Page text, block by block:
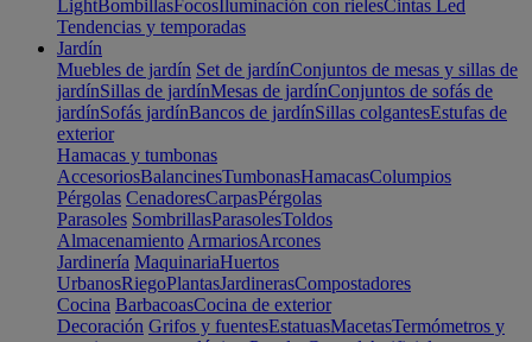
LightBombillasFocosIluminación con rielesCintas Led
Tendencias y temporadas
Jardín
Muebles de jardín Set de jardínConjuntos de mesas y sillas de
jardínSillas de jardínMesas de jardínConjuntos de sofás de
jardínSofás jardínBancos de jardínSillas colgantesEstufas de
exterior
Hamacas y tumbonas
AccesoriosBalancinesTumbonasHamacasColumpios
Pérgolas CenadoresCarpasPérgolas
Parasoles SombrillasParasolesToldos
Almacenamiento ArmariosArcones
Jardinería MaquinariaHuertos
UrbanosRiegoPlantasJardinerasCompostadores
Cocina BarbacoasCocina de exterior
Decoración Grifos y fuentesEstatuasMacetasTermómetros y